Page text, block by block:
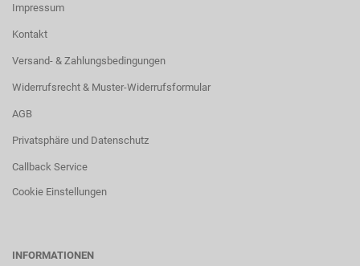
Impressum
Kontakt
Versand- & Zahlungsbedingungen
Widerrufsrecht & Muster-Widerrufsformular
AGB
Privatsphäre und Datenschutz
Callback Service
Cookie Einstellungen
INFORMATIONEN